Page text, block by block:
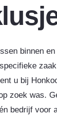
binnen
u bij
zoek was.
bedrijf voor